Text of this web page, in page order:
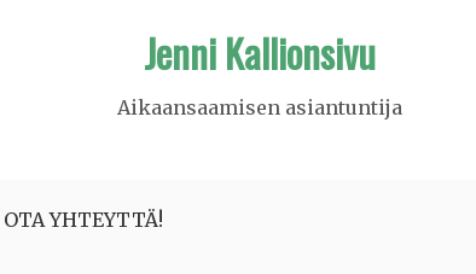
Jenni Kallionsivu
Aikaansaamisen asiantuntija
OTA YHTEYTTÄ!